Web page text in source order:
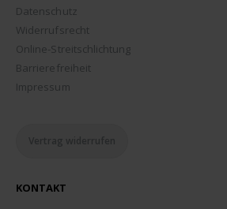
Datenschutz
Widerrufsrecht
Online-Streitschlichtung
Barrierefreiheit
Impressum
Vertrag widerrufen
KONTAKT